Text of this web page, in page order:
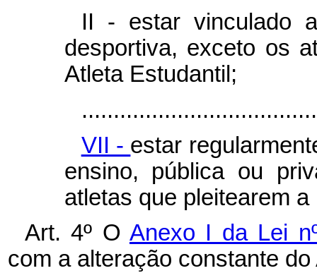
II - estar vinculado
desportiva, exceto os
Atleta Estudantil;
VII - estar
ensino, pública ou
atletas que pleitearem
Art. 4º O Anexo I da Lei
com a alteração constante